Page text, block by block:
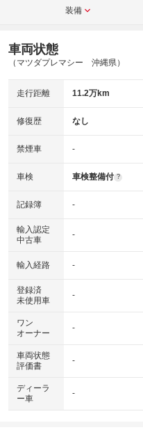
装備
車両状態
（マツダプレマシー 沖縄県）
走行距離 11.2万km
修復歴 なし
禁煙車 -
車検 車検整備付 ?
記録簿 -
輸入認定
中古車
-
輸入経路 -
登録済
未使用車
-
ワン
オーナー
-
車両状態
評価書
-
ディーラ
ー車
-